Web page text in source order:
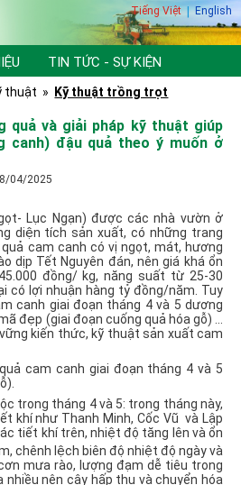
Tiếng Việt|English
TIN TỨC - SỰ KIỆN
VIỆN
thuật » Kỹ thuật trồng trọt
quả và giải pháp kỹ thuật giúp
canh) đậu quả theo ý muốn ở
04/2025
Lục Ngạn) được các nhà vườn ở
diện tích sản xuất, có những trang
cam canh có vị ngọt, mát, hương
dịp Tết Nguyên đán, nên giá khá ổn
đồng/ kg, năng suất từ 25-30
có lợi nhuận hàng tỷ đồng/năm. Tuy
canh giai đoạn tháng 4 và 5 dương
đẹp (giai đoạn cuống quả hóa gỗ) …
kiến thức, kỹ thuật sản xuất cam
cam canh giai đoạn tháng 4 và 5
trong tháng 4 và 5: trong tháng này,
khí như Thanh Minh, Cốc Vũ và Lập
tiết khí trên, nhiệt độ tăng lên và ổn
chênh lệch biên độ nhiệt độ ngày và
mưa rào, lượng đạm dễ tiêu trong
nên cây hấp thụ và chuyển hóa